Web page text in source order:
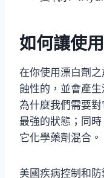
如何讓使
在你使用漂白劑
蝕性的，並會產
為什麼我們需要
最強的狀態；同
它化學藥劑混合。
美國疾病控制和